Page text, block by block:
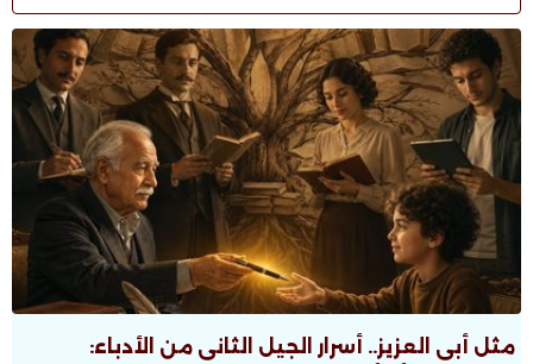
مثل أبى العزيز.. أسرار الجيل الثانى من الأدباء: